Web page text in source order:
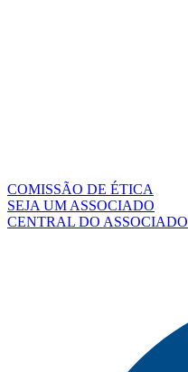
COMISSÃO DE ÉTICA
SEJA UM ASSOCIADO
CENTRAL DO ASSOCIADO